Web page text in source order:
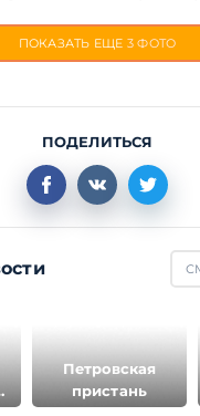
ПОКАЗАТЬ ЕЩЕ 3 ФОТО
ПОДЕЛИТЬСЯ
Петровская
пристань